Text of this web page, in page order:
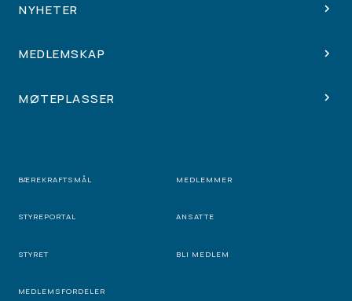
NYHETER
MEDLEMSKAP
MØTEPLASSER
BÆREKRAFTSMÅL MEDLEMMER
STYREPORTAL ANSATTE
STYRET BLI MEDLEM
MEDLEMSFORDELER